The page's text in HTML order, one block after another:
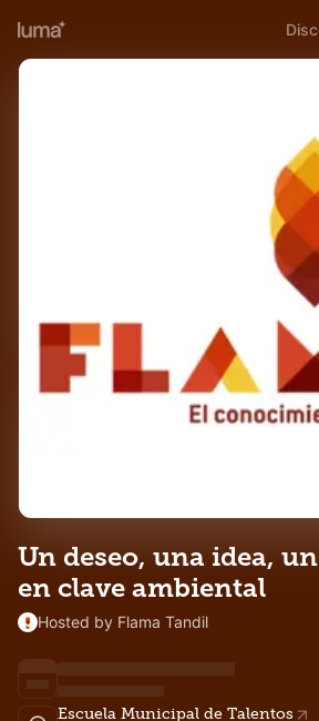
Un deseo, una idea,
en clave ambiental
Hosted by Flama Tandil
Escuela Municipal de Talentos